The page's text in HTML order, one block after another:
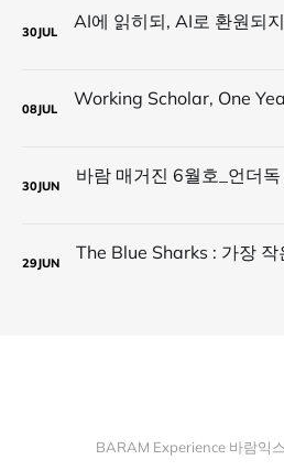
30JUL
08JUL
30JUN
29JUN
BARAM Experience 바람익